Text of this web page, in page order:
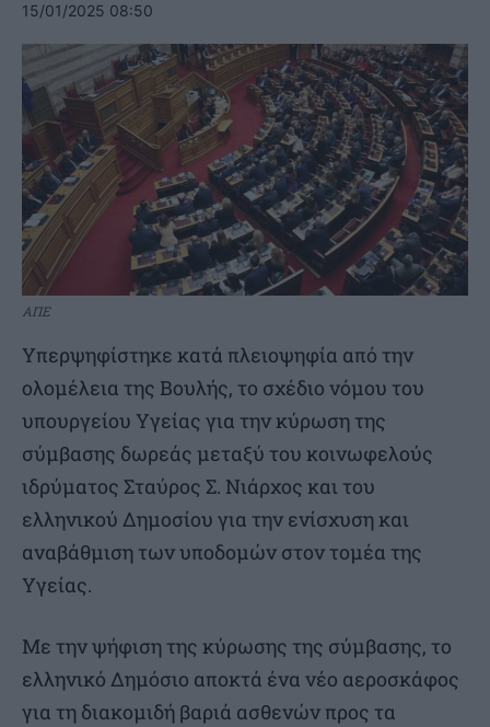
15/01/2025 08:50
ΑΠΕ
Υπερψηφίστηκε κατά πλειοψηφία από την
ολομέλεια της Βουλής, το σχέδιο νόμου του
υπουργείου Υγείας για την κύρωση της
σύμβασης δωρεάς μεταξύ του κοινωφελούς
ιδρύματος Σταύρος Σ. Νιάρχος και του
ελληνικού Δημοσίου για την ενίσχυση και
αναβάθμιση των υποδομών στον τομέα της
Υγείας.
Με την ψήφιση της κύρωσης της σύμβασης, το
ελληνικό Δημόσιο αποκτά ένα νέο αεροσκάφος
για τη διακομιδή βαριά ασθενών προς τα